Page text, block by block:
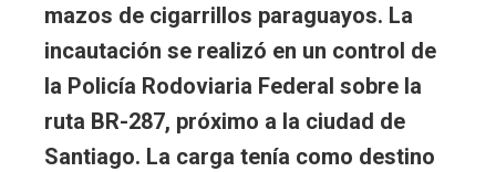
mazos de cigarrillos paraguayos. La
incautación se realizó en un control de
la Policía Rodoviaria Federal sobre la
ruta BR-287, próximo a la ciudad de
Santiago. La carga tenía como destino